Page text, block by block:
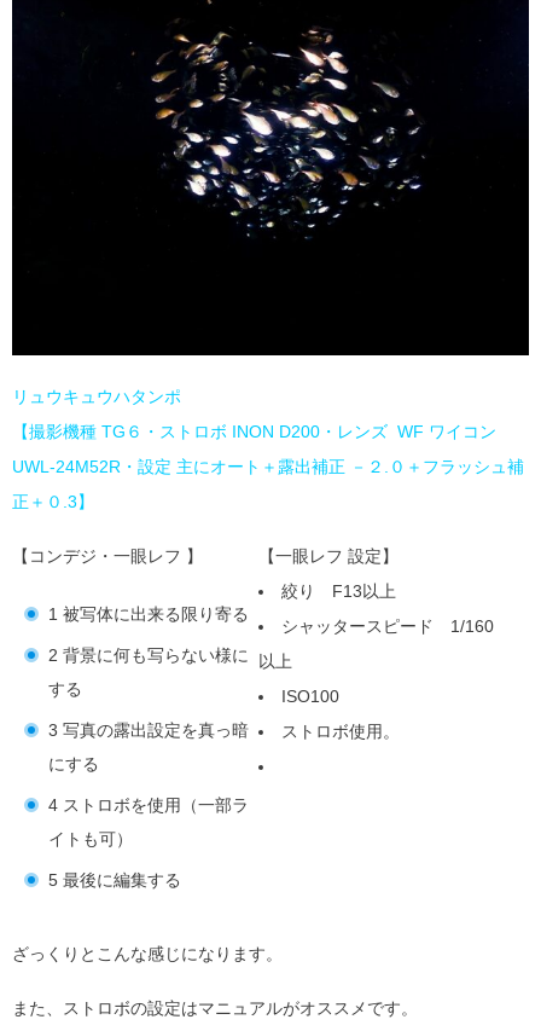
リュウキュウハタンポ
【撮影機種 TG６・ストロボ INON D200・レンズ WF ワイコン
UWL-24M52R・設定 主にオート＋露出補正 －２.０＋フラッシュ補
正＋０.3】
【コンデジ・一眼レフ 】
1 被写体に出来る限り寄る
2 背景に何も写らない様に
する
3 写真の露出設定を真っ暗
にする
4 ストロボを使用（一部ラ
イトも可）
5 最後に編集する
【一眼レフ 設定】
絞り F13以上
シャッタースピード 1/160
以上
ISO100
ストロボ使用。
ざっくりとこんな感じになります。
また、ストロボの設定はマニュアルがオススメです。